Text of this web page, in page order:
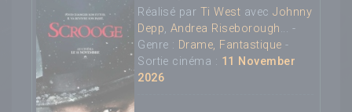
Réalisé par Ti West avecJohnny
Depp, Andrea Riseborough... -
Genre : Drame, Fantastique -
Sortie cinéma : 11 November
2026